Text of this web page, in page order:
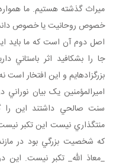
ميراث گذشته هستيم. ما همواره
خصوص روحانيت يا خصوص
اصل دوم آن است که ما بايد
جا را بشکافيد اثر باستاني
بزرگ زاده ايم و اين افتخار است
اميرالمؤمنين يک بيان نوراني
سنت صالحي داشتند اين را
منت گذاري نيست اين تکبر
که شخصيت بزرگي بود در